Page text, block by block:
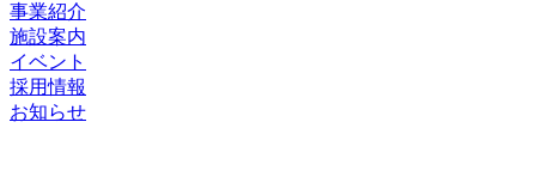
事業紹介
施設案内
イベント
採用情報
お知らせ